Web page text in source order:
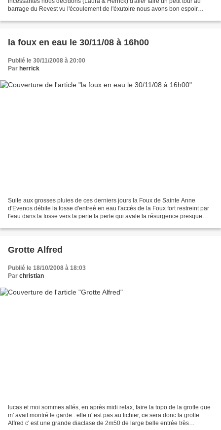
barrage du Revest vu l'écoulement de l'éxutoire nous avons bon espoir
la foux en eau le 30/11/08 à 16h00
Publié le 30/11/2008 à 20:00
Par herrick
Suite aux grosses pluies de ces derniers jours la Foux de Sainte Anne
d'Evenos débite la fosse d'entreé en eau l'accès de la Foux fort restreint par
l'eau dans la fosse vers la perte la perte qui avale la résurgence presque
Grotte Alfred
Publié le 18/10/2008 à 18:03
Par christian
lucas et moi sommes allés, en après midi relax, faire la topo de la grotte que
m' avait montré le garde.. elle n' est pas au fichier, ce sera donc la grotte
Alfred c' est une grande diaclase de 2m50 de large belle entrée très